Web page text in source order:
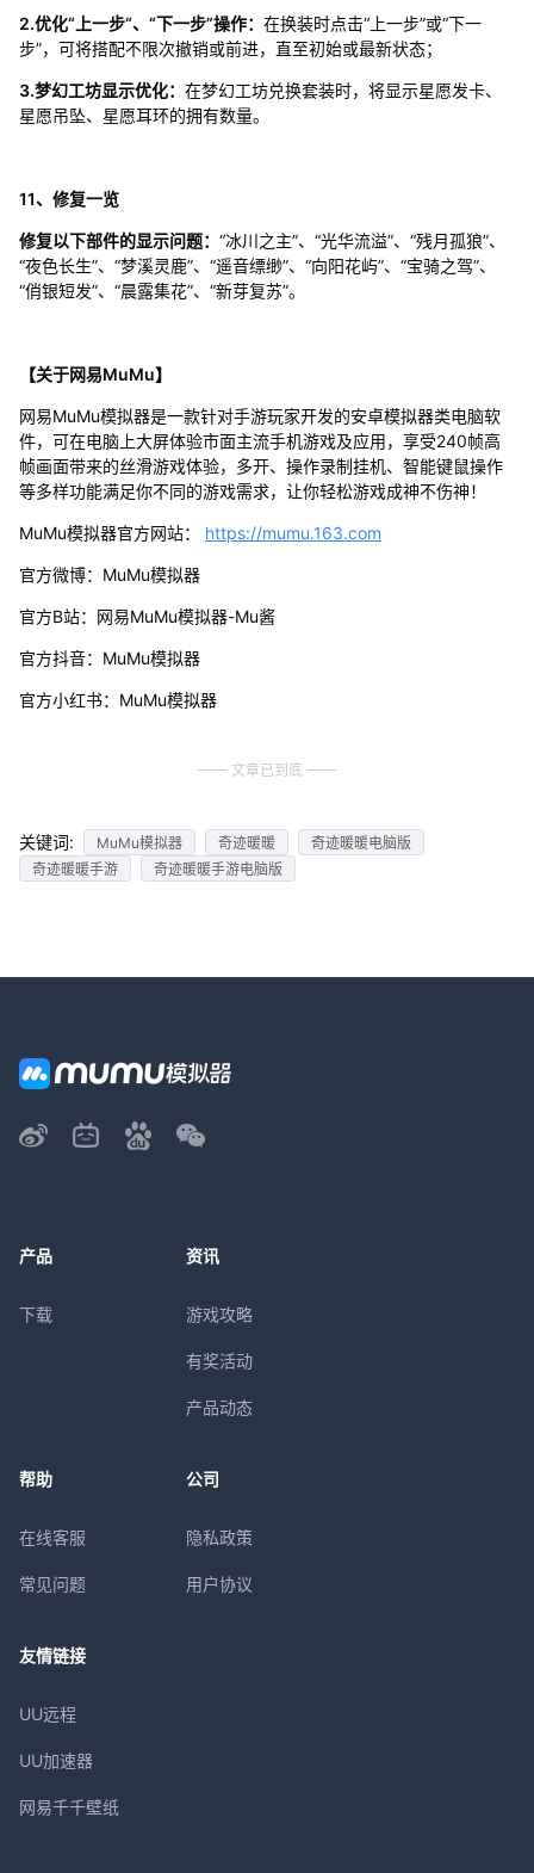
2.优化“上一步“、“下一步”操作： 在换装时点击“上一步”或“下一
步”，可将搭配不限次撤销或前进，直至初始或最新状态；
3.梦幻工坊显示优化： 在梦幻工坊兑换套装时，将显示星愿发卡、
星愿吊坠、星愿耳环的拥有数量。
11、修复一览
修复以下部件的显示问题： “冰川之主”、“光华流溢”、“残月孤狼”、
“夜色长生”、“梦溪灵鹿”、“遥音缥缈”、“向阳花屿”、“宝骑之驾”、
“俏银短发”、“晨露集花”、“新芽复苏”。
【关于网易MuMu】
网易MuMu模拟器是一款针对手游玩家开发的安卓模拟器类电脑软
件，可在电脑上大屏体验市面主流手机游戏及应用，享受240帧高
帧画面带来的丝滑游戏体验，多开、操作录制挂机、智能键鼠操作
等多样功能满足你不同的游戏需求，让你轻松游戏成神不伤神！
MuMu模拟器官方网站： https://mumu.163.com
官方微博：MuMu模拟器
官方B站：网易MuMu模拟器-Mu酱
官方抖音：MuMu模拟器
官方小红书：MuMu模拟器
文章已到底
关键词: MuMu模拟器 奇迹暖暖
奇迹暖暖电脑版
奇迹暖暖手游
奇迹暖暖手游电脑版
产品
下载
资讯
游戏攻略
有奖活动
产品动态
帮助
在线客服
常见问题
公司
隐私政策
用户协议
友情链接
UU远程
UU加速器
网易千千壁纸